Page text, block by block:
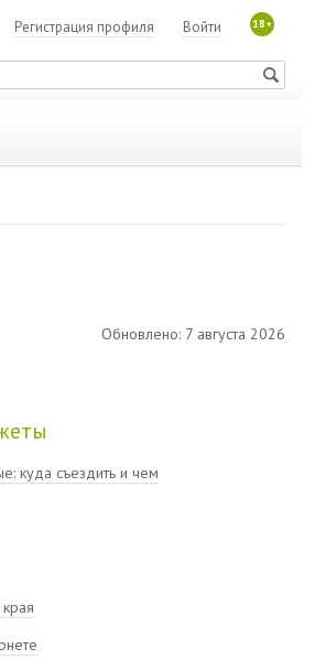
18+
Войти
Регистрация профиля
Обновлено: 7 августа 2026
куда съездить и чем